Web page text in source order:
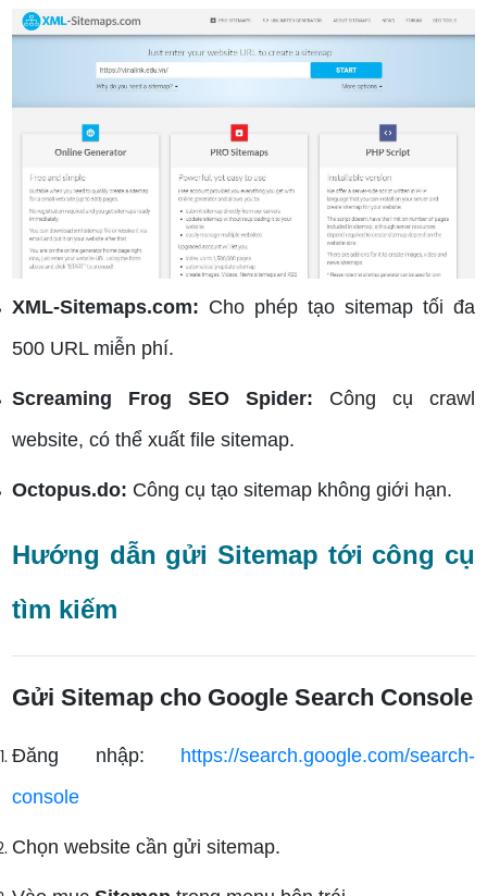
XML-Sitemaps.com: Cho phép tạo sitemap tối đa
500 URL miễn phí.
Screaming Frog SEO Spider: Công cụ crawl
website, có thể xuất file sitemap.
Octopus.do: Công cụ tạo sitemap không giới hạn.
Hướng dẫn gửi Sitemap tới công cụ
tìm kiếm
Gửi Sitemap cho Google Search Console
Đăng nhập:
https://search.google.com/search-
console
Chọn website cần gửi sitemap.